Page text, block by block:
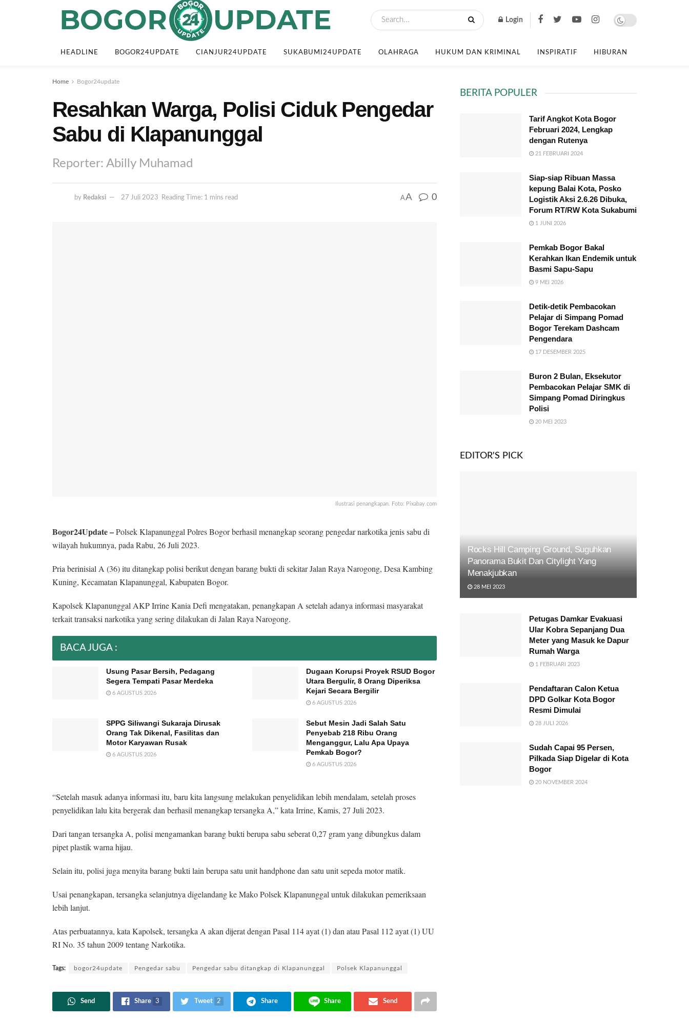
Login
HEADLINE BOGOR24UPDATE CIANJUR24UPDATE SUKABUMI24UPDATE OLAHRAGA HUKUM DAN KRIMINAL INSPIRATIF HIBURAN
Home Bogor24update
Resahkan Warga, Polisi Ciduk Pengedar
Sabu di Klapanunggal
Reporter: Abilly Muhamad
by Redaksi 27 Juli 2023 Reading Time: 1 mins read AA 0
Ilustrasi penangkapan. Foto: Pixabay.com
Bogor24Update –Polsek Klapanunggal Polres Bogor berhasil menangkap seorang pengedar narkotika jenis sabu di
wilayah hukumnya, pada Rabu, 26 Juli 2023.
Pria berinisial A (36) itu ditangkap polisi berikut dengan barang bukti di sekitar Jalan Raya Narogong, Desa Kambing
Kuning, Kecamatan Klapanunggal, Kabupaten Bogor.
Kapolsek Klapanunggal AKP Irrine Kania Defi mengatakan, penangkapan A setelah adanya informasi masyarakat
terkait transaksi narkotika yang sering dilakukan di Jalan Raya Narogong.
BACA JUGA :
Usung Pasar Bersih, Pedagang
Segera Tempati Pasar Merdeka
6 AGUSTUS 2026
Dugaan Korupsi Proyek RSUD Bogor
Utara Bergulir, 8 Orang Diperiksa
Kejari Secara Bergilir
6 AGUSTUS 2026
SPPG Siliwangi Sukaraja Dirusak
Orang Tak Dikenal, Fasilitas dan
Motor Karyawan Rusak
6 AGUSTUS 2026
Sebut Mesin Jadi Salah Satu
Penyebab 218 Ribu Orang
Menganggur, Lalu Apa Upaya
Pemkab Bogor?
6 AGUSTUS 2026
“Setelah masuk adanya informasi itu, baru kita langsung melakukan penyelidikan lebih mendalam, setelah proses
penyelidikan lalu kita bergerak dan berhasil menangkap tersangka A,” kata Irrine, Kamis, 27 Juli 2023.
Dari tangan tersangka A, polisi mengamankan barang bukti berupa sabu seberat 0,27 gram yang dibungkus dalam
pipet plastik warna hijau.
Selain itu, polisi juga menyita barang bukti lain berupa satu unit handphone dan satu unit sepeda motor matik.
Usai penangkapan, tersangka selanjutnya digelandang ke Mako Polsek Klapanunggal untuk dilakukan pemeriksaan
lebih lanjut.
Atas perbuatannya, kata Kapolsek, tersangka A akan dijerat dengan Pasal 114 ayat (1) dan atau Pasal 112 ayat (1) UU
RI No. 35 tahun 2009 tentang Narkotika.
Tags: bogor24update Pengedar sabu Pengedar sabu ditangkap di Klapanunggal Polsek Klapanunggal
Send Share 3 Tweet 2 Share Share Send
BERITA POPULER
Tarif Angkot Kota Bogor
Februari 2024, Lengkap
dengan Rutenya
21 FEBRUARI 2024
Siap-siap Ribuan Massa
kepung Balai Kota, Posko
Logistik Aksi 2.6.26 Dibuka,
Forum RT/RW Kota Sukabumi
1 JUNI 2026
Pemkab Bogor Bakal
Kerahkan Ikan Endemik untuk
Basmi Sapu-Sapu
9 MEI 2026
Detik-detik Pembacokan
Pelajar di Simpang Pomad
Bogor Terekam Dashcam
Pengendara
17 DESEMBER 2025
Buron 2 Bulan, Eksekutor
Pembacokan Pelajar SMK di
Simpang Pomad Diringkus
Polisi
20 MEI 2023
EDITOR'S PICK
Rocks Hill Camping Ground, Suguhkan
Panorama Bukit Dan Citylight Yang
Menakjubkan
28 MEI 2023
Petugas Damkar Evakuasi
Ular Kobra Sepanjang Dua
Meter yang Masuk ke Dapur
Rumah Warga
1 FEBRUARI 2023
Pendaftaran Calon Ketua
DPD Golkar Kota Bogor
Resmi Dimulai
28 JULI 2026
Sudah Capai 95 Persen,
Pilkada Siap Digelar di Kota
Bogor
20 NOVEMBER 2024